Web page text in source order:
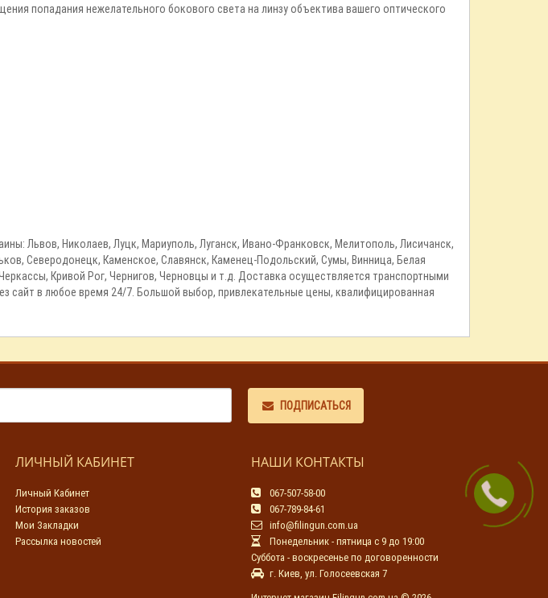
попадания нежелательного бокового света на линзу объектива вашего оптического
Львов, Николаев, Луцк, Мариуполь, Луганск, Ивано-Франковск, Мелитополь, Лисичанск,
Северодонецк, Каменское, Славянск, Каменец-Подольский, Сумы, Винница, Белая
Кривой Рог, Чернигов, Черновцы и т.д. Доставка осуществляется транспортными
сайт в любое время 24/7. Большой выбор, привлекательные цены, квалифицированная
ПОДПИСАТЬСЯ
ЛИЧНЫЙ КАБИНЕТ
Личный Кабинет
История заказов
Мои Закладки
Рассылка новостей
НАШИ КОНТАКТЫ
067-507-58-00
067-789-84-61
info@filingun.com.ua
Понедельник - пятница с 9 до 19:00
Суббота - воскресенье по договоренности
г. Киев, ул. Голосеевская 7